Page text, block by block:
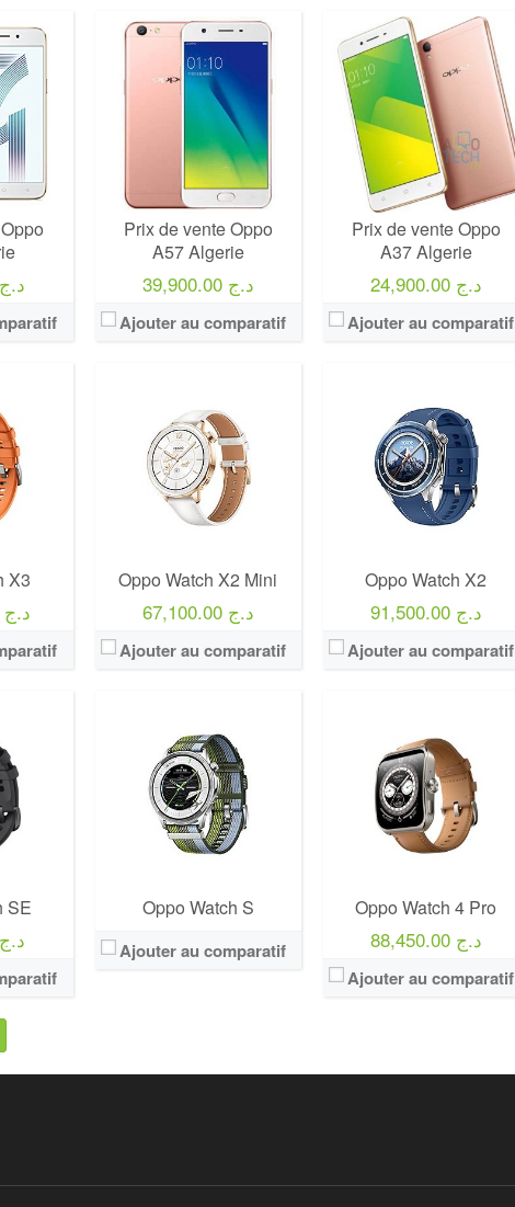
29,900.00 د.ج
Prix de vente Oppo
A57 Algerie
39,900.00 د.ج
Ajouter au comparatif
Prix de vente Oppo
A37 Algerie
24,900.00 د.ج
Ajouter au comparatif
X3
107,250.00 د.ج
Oppo Watch X2 Mini
67,100.00 د.ج
Ajouter au comparatif
Oppo Watch X2
91,500.00 د.ج
Ajouter au comparatif
SE
39,650.00 د.ج
Oppo Watch S
Ajouter au comparatif
Oppo Watch 4 Pro
88,450.00 د.ج
Ajouter au comparatif